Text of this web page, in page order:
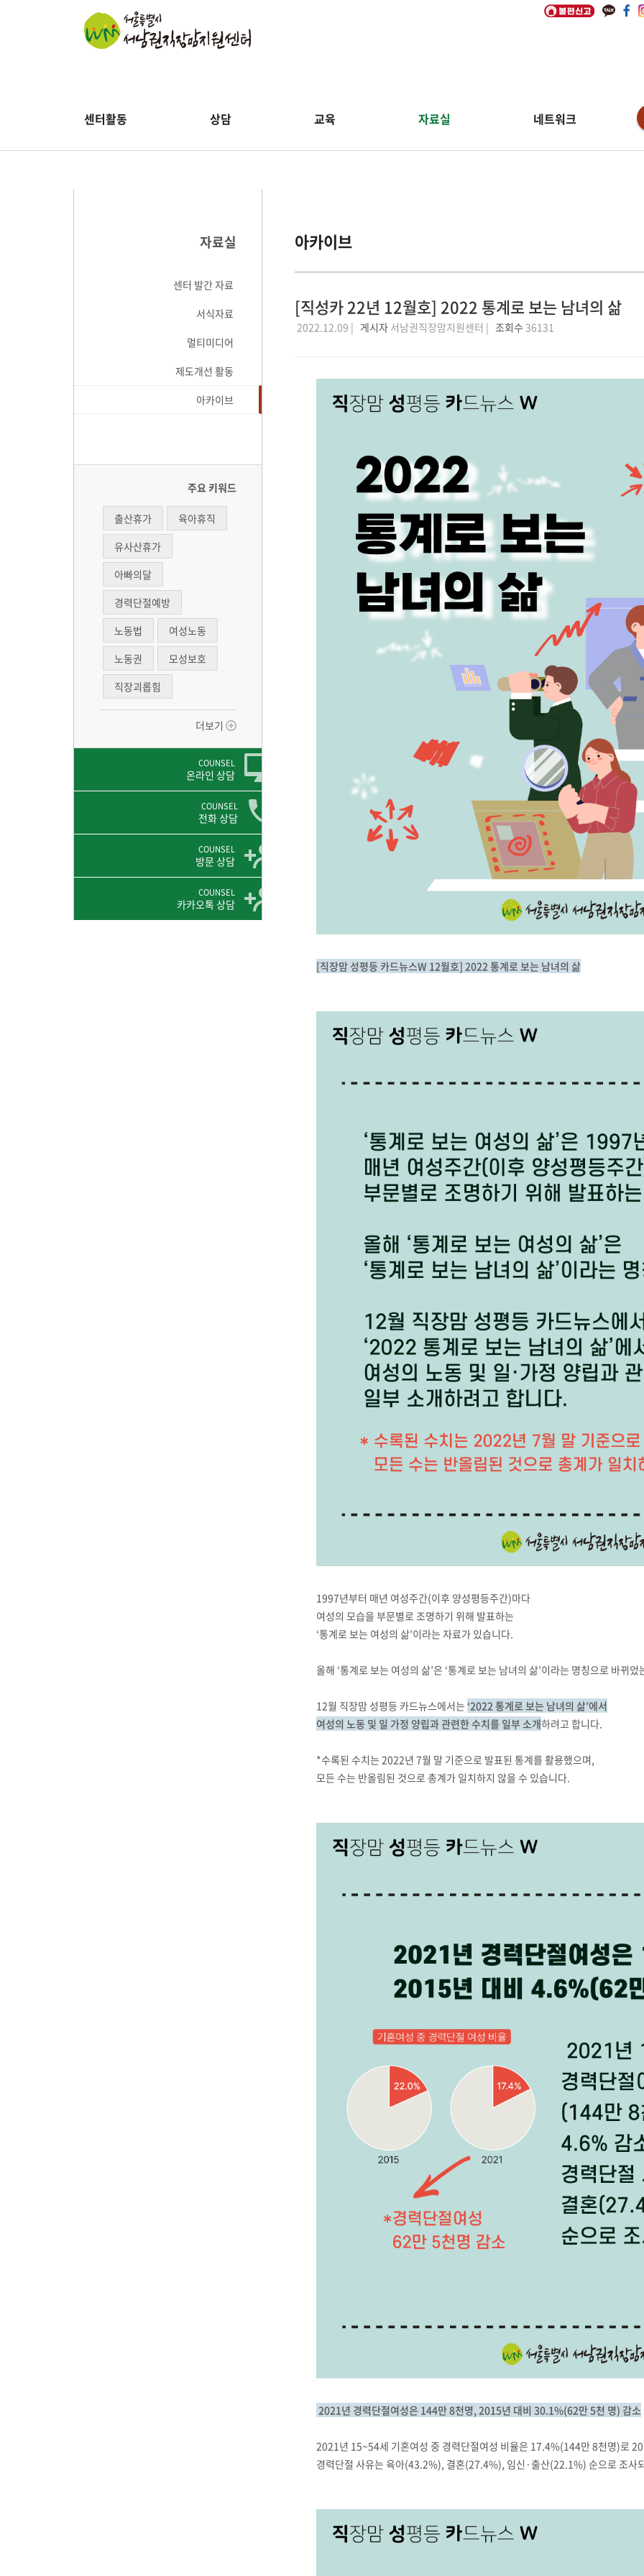
센터활동 상담 교육 자료실 네트워크
자료실
센터 발간 자료
서식자료
멀티미디어
제도개선 활동
아카이브
주요 키워드
출산휴가
육아휴직
유사산휴가
아빠의달
경력단절예방
노동법
여성노동
노동권
모성보호
직장괴롭힘
더보기
COUNSEL
온라인 상담
COUNSEL
전화 상담
COUNSEL
방문 상담
COUNSEL
카카오톡 상담
아카이브
[직성카 22년 12월호] 2022 통계로 보는 남녀의 삶
2022.12.09 | 게시자서남권직장맘지원센터 | 조회수 36131
[직장맘 성평등 카드뉴스W 12월호] 2022 통계로 보는 남녀의 삶
1997년부터 매년 여성주간(이후 양성평등주간)마다
여성의 모습을 부문별로 조명하기 위해 발표하는
‘통계로 보는 여성의 삶’이라는 자료가 있습니다.
올해 ‘통계로 보는 여성의 삶’은 ‘통계로 보는 남녀의 삶’이라는 명칭으로 바뀌었
12월 직장맘 성평등 카드뉴스에서는 ‘2022 통계로 보는 남녀의 삶’에서
여성의 노동 및 일 가정 양립과 관련한 수치를 일부 소개하려고 합니다.
*수록된 수치는 2022년 7월 말 기준으로 발표된 통계를 활용했으며,
모든 수는 반올림된 것으로 총계가 일치하지 않을 수 있습니다.
2021년 경력단절여성은 144만 8천명, 2015년 대비 30.1%(62만 5천 명) 감소
2021년 15~54세 기혼여성 중 경력단절여성 비율은 17.4%(144만 8천명)로
경력단절 사유는 육아(43.2%), 결혼(27.4%), 임신·출산(22.1%) 순으로 조사